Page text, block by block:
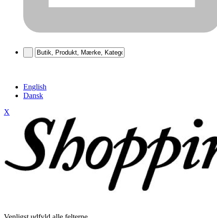
English
Dansk
X